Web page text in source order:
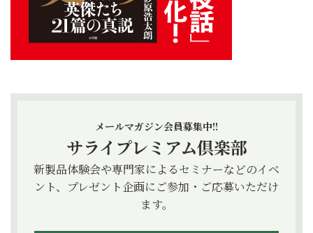
メールマガジン会員募集中!!
サライプレミアム倶楽部
新製品体験会や専門家によるセミナーなどのイベ
ント、プレゼント企画にご参加・ご応募いただけ
ます。